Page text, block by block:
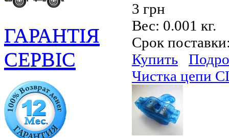
3 грн
Вес: 0.001 кг.
Срок
Купить
Чистка цепи
ГАРАНТІЯ
СЕРВІС